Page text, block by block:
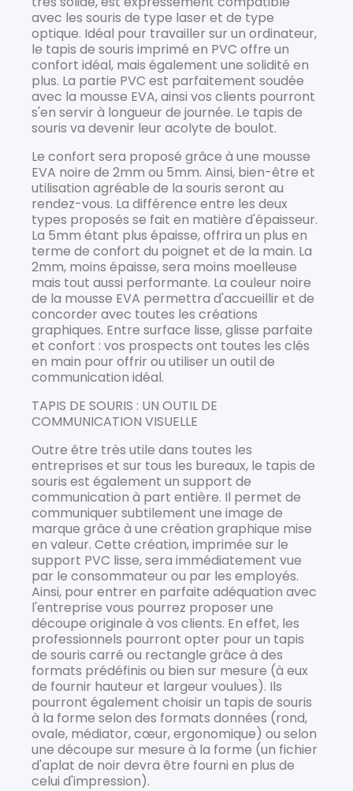
avec les souris de type laser et de type
optique. Idéal pour travailler sur un ordinateur,
le tapis de souris imprimé en PVC offre un
confort idéal, mais également une solidité en
plus. La partie PVC est parfaitement soudée
avec la mousse EVA, ainsi vos clients pourront
s'en servir à longueur de journée. Le tapis de
souris va devenir leur acolyte de boulot.
Le confort sera proposé grâce à une mousse
EVA noire de 2mm ou 5mm. Ainsi, bien-être et
utilisation agréable de la souris seront au
rendez-vous. La différence entre les deux
types proposés se fait en matière d'épaisseur.
La 5mm étant plus épaisse, offrira un plus en
terme de confort du poignet et de la main. La
2mm, moins épaisse, sera moins moelleuse
mais tout aussi performante. La couleur noire
de la mousse EVA permettra d'accueillir et de
concorder avec toutes les créations
graphiques. Entre surface lisse, glisse parfaite
et confort : vos prospects ont toutes les clés
en main pour offrir ou utiliser un outil de
communication idéal.
TAPIS DE SOURIS : UN OUTIL DE
COMMUNICATION VISUELLE
Outre être très utile dans toutes les
entreprises et sur tous les bureaux, le tapis de
souris est également un support de
communication à part entière. Il permet de
communiquer subtilement une image de
marque grâce à une création graphique mise
en valeur. Cette création, imprimée sur le
support PVC lisse, sera immédiatement vue
par le consommateur ou par les employés.
Ainsi, pour entrer en parfaite adéquation avec
l'entreprise vous pourrez proposer une
découpe originale à vos clients. En effet, les
professionnels pourront opter pour un tapis
de souris carré ou rectangle grâce à des
formats prédéfinis ou bien sur mesure (à eux
de fournir hauteur et largeur voulues). Ils
pourront également choisir un tapis de souris
à la forme selon des formats données (rond,
ovale, médiator, cœur, ergonomique) ou selon
une découpe sur mesure à la forme (un fichier
d'aplat de noir devra être fourni en plus de
celui d'impression).